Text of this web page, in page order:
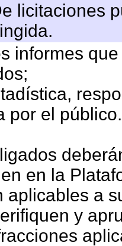
licitaciones
informes
por el público.
en la
aplicables a
y